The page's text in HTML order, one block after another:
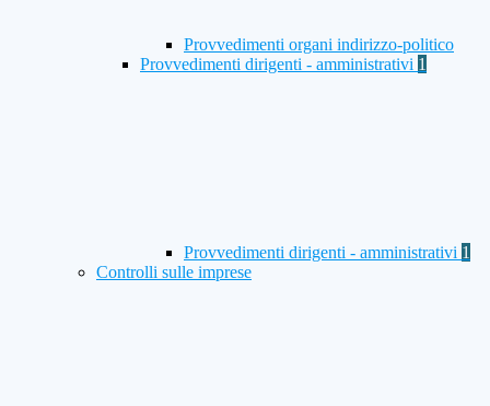
Provvedimenti organi indirizzo-politico
Provvedimenti dirigenti - amministrativi 1
Provvedimenti dirigenti - amministrativi 1
Controlli sulle imprese